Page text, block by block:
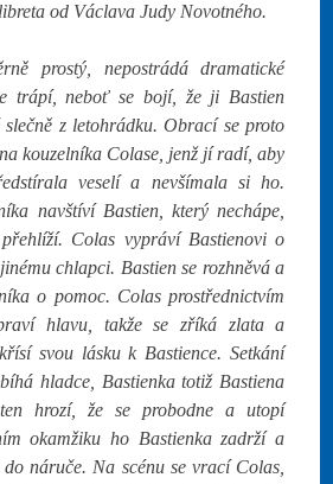
od Václava Judy Novotného.
prostý, nepostrádá dramatické
trápí, neboť se bojí, že ji Bastien
z letohrádku. Obrací se proto
kouzelníka Colase, jenž jí radí, aby
veselí a nevšímala si ho.
navštíví Bastien, který nechápe,
Colas vypráví Bastienovi o
chlapci. Bastien se rozhněvá a
o pomoc. Colas prostřednictvím
hlavu, takže se zříká zlata a
svou lásku k Bastience. Setkání
hladce, Bastienka totiž Bastiena
hrozí, že se probodne a utopí
okamžiku ho Bastienka zadrží a
náruče. Na scénu se vrací Colas,